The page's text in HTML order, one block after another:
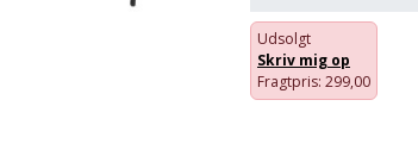
Udsolgt
Skriv mig op
Fragtpris: 299,00